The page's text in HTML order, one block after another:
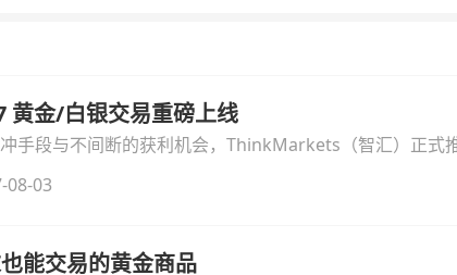
金/白银交易重磅上线
手段与不间断的获利机会，ThinkMarkets（智汇）正式
本次升级的核心交易品种、杠杆配置、支持软件及交易
08-03
能交易的黄金商品